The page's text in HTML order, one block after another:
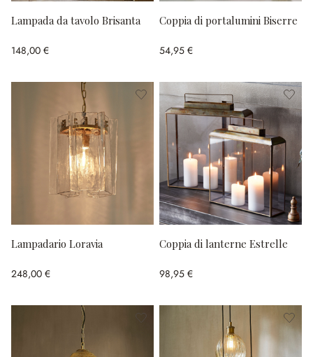
Lampada da tavolo Brisanta
148,00 €
Coppia di portalumini Biserre
54,95 €
Lampadario Loravia
248,00 €
Coppia di lanterne Estrelle
98,95 €